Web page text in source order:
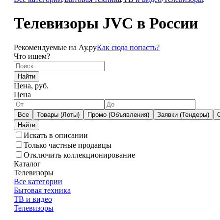
Телевизоры JVC в России
Рекомендуемые на Ау.руКак сюда попасть?
Что ищем?
Найти
Цена, руб.
Цена
Все Товары (Лоты) Промо (Объявления) Заявки (Тендеры)
Искать в описании
Только частные продавцы
Отключить коллекционирование
Каталог
Телевизоры
Все категории
Бытовая техника
ТВ и видео
Телевизоры